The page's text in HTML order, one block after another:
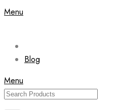
Menu
Blog
Menu